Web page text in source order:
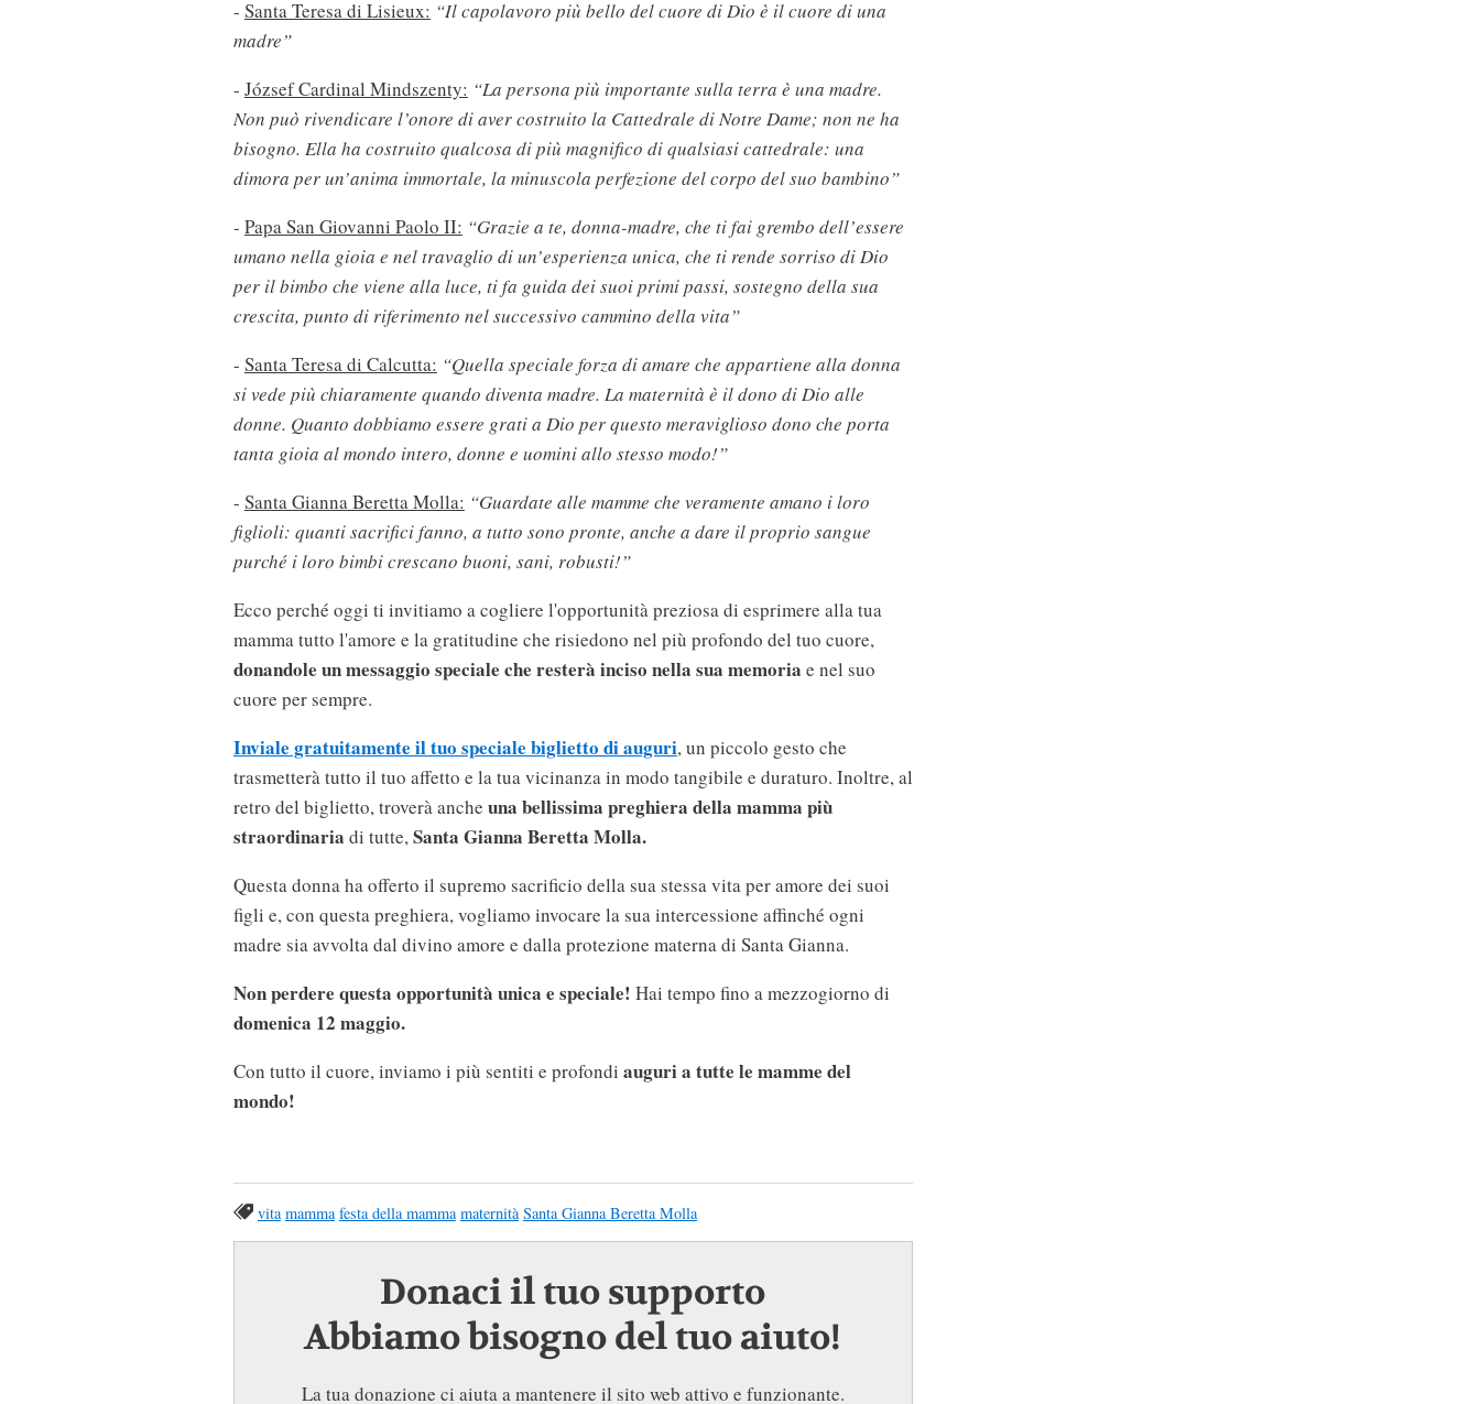
- Santa Teresa di Lisieux: “Il capolavoro più bello del cuore di Dio è il cuore di una
madre”
- József Cardinal Mindszenty: “La persona più importante sulla terra è una madre.
Non può rivendicare l’onore di aver costruito la Cattedrale di Notre Dame; non ne ha
bisogno. Ella ha costruito qualcosa di più magnifico di qualsiasi cattedrale: una
dimora per un’anima immortale, la minuscola perfezione del corpo del suo bambino”
- Papa San Giovanni Paolo II: “Grazie a te, donna-madre, che ti fai grembo dell’essere
umano nella gioia e nel travaglio di un’esperienza unica, che ti rende sorriso di Dio
per il bimbo che viene alla luce, ti fa guida dei suoi primi passi, sostegno della sua
crescita, punto di riferimento nel successivo cammino della vita”
- Santa Teresa di Calcutta: “Quella speciale forza di amare che appartiene alla donna
si vede più chiaramente quando diventa madre. La maternità è il dono di Dio alle
donne. Quanto dobbiamo essere grati a Dio per questo meraviglioso dono che porta
tanta gioia al mondo intero, donne e uomini allo stesso modo!”
- Santa Gianna Beretta Molla: “Guardate alle mamme che veramente amano i loro
figlioli: quanti sacrifici fanno, a tutto sono pronte, anche a dare il proprio sangue
purché i loro bimbi crescano buoni, sani, robusti!”
Ecco perché oggi ti invitiamo a cogliere l'opportunità preziosa di esprimere alla tua
mamma tutto l'amore e la gratitudine che risiedono nel più profondo del tuo cuore,
donandole un messaggio speciale che resterà inciso nella sua memoria e nel suo
cuore per sempre.
Inviale gratuitamente il tuo speciale biglietto di auguri, un piccolo gesto che
trasmetterà tutto il tuo affetto e la tua vicinanza in modo tangibile e duraturo. Inoltre, al
retro del biglietto, troverà anche una bellissima preghiera della mamma più
straordinaria di tutte,Santa Gianna Beretta Molla.
Questa donna ha offerto il supremo sacrificio della sua stessa vita per amore dei suoi
figli e, con questa preghiera, vogliamo invocare la sua intercessione affinché ogni
madre sia avvolta dal divino amore e dalla protezione materna di Santa Gianna.
Non perdere questa opportunità unica e speciale! Hai tempo fino a mezzogiorno di
domenica 12 maggio.
Con tutto il cuore, inviamo i più sentiti e profondi auguri a tutte le mamme del
mondo!
vita mamma festa della mamma maternità Santa Gianna Beretta Molla
Donaci il tuo supporto
Abbiamo bisogno del tuo aiuto!
La tua donazione ci aiuta a mantenere il sito web attivo e funzionante.